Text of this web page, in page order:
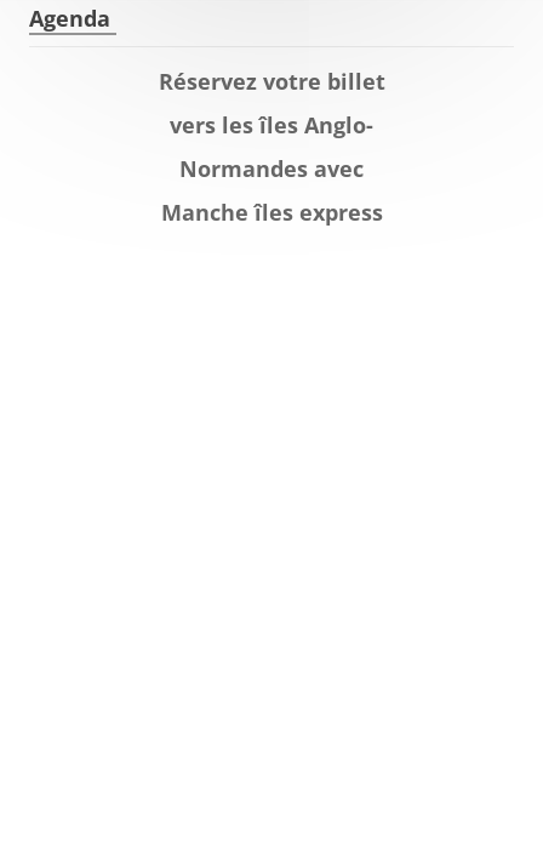
Agenda
Réservez votre billet
vers les îles Anglo-
Normandes avec
Manche îles express